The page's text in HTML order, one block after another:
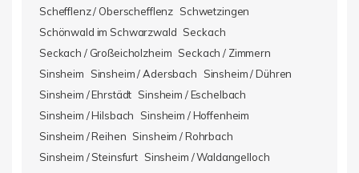
Schefflenz / Oberschefflenz Schwetzingen
Schönwald im Schwarzwald Seckach
Seckach / Großeicholzheim Seckach / Zimmern
Sinsheim
Sinsheim / Adersbach
Sinsheim / Dühren
Sinsheim / Ehrstädt Sinsheim / Eschelbach
Sinsheim / Hilsbach
Sinsheim / Hoffenheim
Sinsheim / Reihen Sinsheim / Rohrbach
Sinsheim / Steinsfurt Sinsheim / Waldangelloch